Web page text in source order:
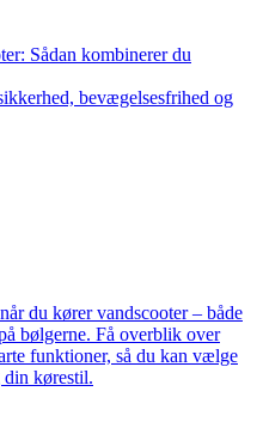
Sådan kombinerer du
bevægelsesfrihed og
du kører vandscooter – både
bølgerne. Få overblik over
funktioner, så du kan vælge
din kørestil.